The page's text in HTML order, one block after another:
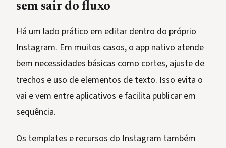
sem sair do fluxo
Há um lado prático em editar dentro do próprio
Instagram. Em muitos casos, o app nativo atende
bem necessidades básicas como cortes, ajuste de
trechos e uso de elementos de texto. Isso evita o
vai e vem entre aplicativos e facilita publicar em
sequência.
Os templates e recursos do Instagram também